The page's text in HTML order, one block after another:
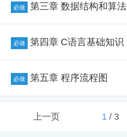
必做 第三章 数据结构和算法
必做 第四章 C语言基础知识
必做 第五章 程序流程图
上一页 1/ 3